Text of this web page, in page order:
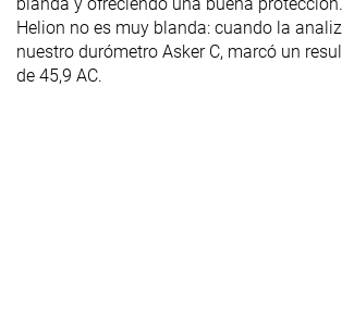
Helion no es muy blanda: cuando la
nuestro durómetro Asker C, marcó un
de 45,9 AC.